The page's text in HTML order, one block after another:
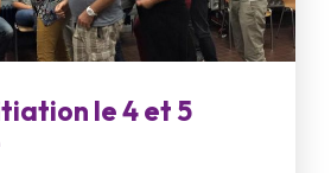
le 4 et 5